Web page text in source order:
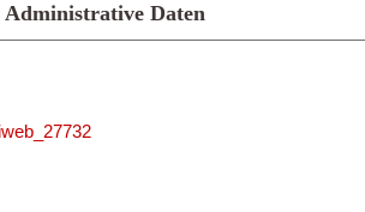
Administrative Daten